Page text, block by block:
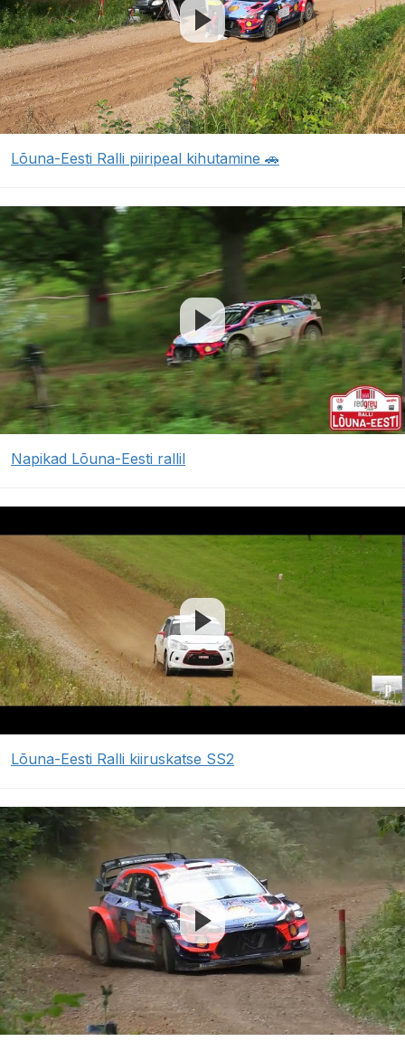
Lõuna-Eesti Ralli piiripeal kihutamine 🚗
Napikad Lõuna-Eesti rallil
Lõuna-Eesti Ralli kiiruskatse SS2